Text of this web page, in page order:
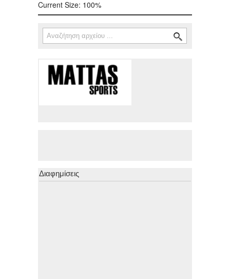
Current Size: 100%
Φόρμα αναζήτησης
Αναζήτηση
Διαφημίσεις